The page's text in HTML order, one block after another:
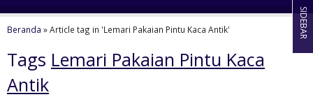
Beranda »Article tag in 'Lemari Pakaian Pintu Kaca Antik'
Tags Lemari Pakaian Pintu Kaca
Antik
SIDEBAR